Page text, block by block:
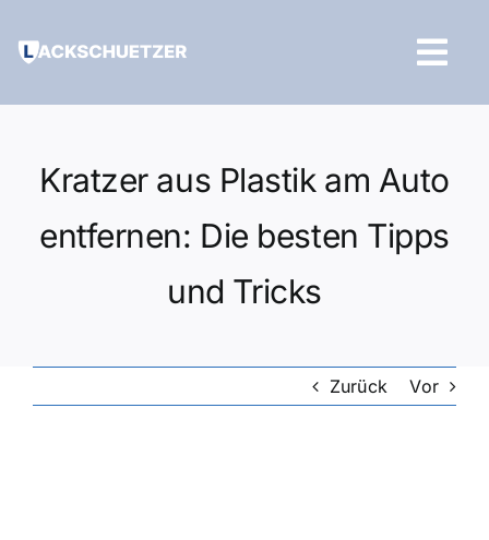
Inhalt
Kratzer aus Plastik am Auto
entfernen: Die besten Tipps
und Tricks
Zurück Vor